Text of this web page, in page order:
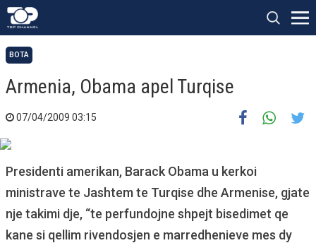
BOTA
Armenia, Obama apel Turqise
07/04/2009 03:15
Presidenti amerikan, Barack Obama u kerkoi
ministrave te Jashtem te Turqise dhe Armenise, gjate
nje takimi dje, “te perfundojne shpejt bisedimet qe
kane si qellim rivendosjen e marredhenieve mes dy